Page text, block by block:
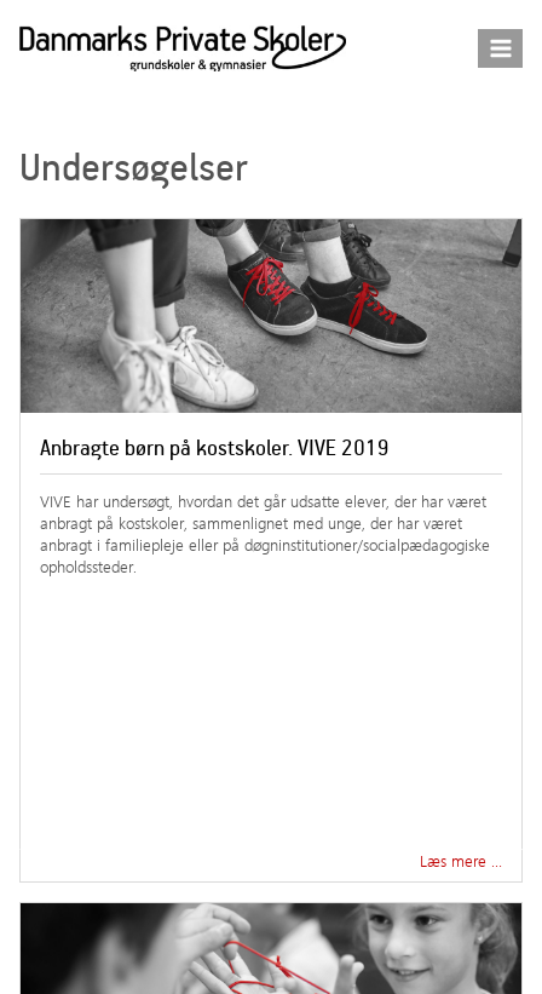
Undersøgelser
Anbragte børn på kostskoler. VIVE 2019
VIVE har undersøgt, hvordan det går udsatte elever, der har været
anbragt på kostskoler, sammenlignet med unge, der har været
anbragt i familiepleje eller på døgninstitutioner/socialpædagogiske
opholdssteder.
Læs mere …